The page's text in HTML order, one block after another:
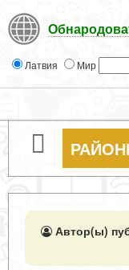
Латвия Мир
Автор(ы)